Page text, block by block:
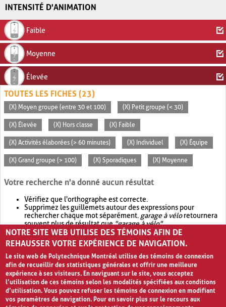
INTENSITÉ D'ANIMATION
Faible
Moyenne
Élevée
TOUTES LES FICHES (23)
(X) Moyen groupe (entre 30 et 100) (X) Petit groupe (< 30)
(X) Élevée (X) Hors classe (X) Faible
(X) Activités élaborées (> 60 minutes) (X) Individuel (X) Équipe
(X) Grand groupe (> 100) (X) Sporadiques (X) Moyenne
Votre recherche n'a donné aucun résultat
Vérifiez que l'orthographe est correcte.
Supprimez les guillemets autour des expressions pour
rechercher chaque mot séparément. garage à véloretournera
souvent plus de résultat que"garage à vélo".
Envisagez d'élargir votre recherche avec OR.garage OR vélo
retournera souvent plus de résultat quegarage à vélo
NOTRE SITE WEB UTILISE DES TÉMOINS AFIN DE
REHAUSSER VOTRE EXPÉRIENCE DE NAVIGATION.
Le site web de Polytechnique Montréal utilise des témoins de connexion
afin de recueillir des statistiques générales et offrir une meilleure
expérience à ses visiteurs. En naviguant sur le site, vous acceptez
l’utilisation de ces témoins selon les modalités spécifiées aux conditions
d’utilisation. Vous pouvez refuser les témoins de connexion en modifiant
vos paramètres de navigation. Pour en savoir plus sur le recours aux